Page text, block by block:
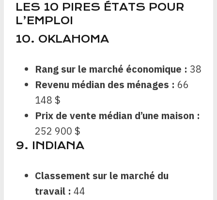
LES 10 PIRES ÉTATS POUR
L’EMPLOI
10. OKLAHOMA
Rang sur le marché économique : 38
Revenu médian des ménages : 66
148 $
Prix ​​de vente médian d’une maison :
252 900 $
9. INDIANA
Classement sur le marché du
travail : 44